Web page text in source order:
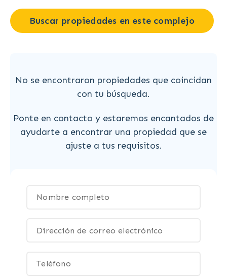
Buscar propiedades en este complejo
No se encontraron propiedades que coincidan
con tu búsqueda.
Ponte en contacto y estaremos encantados de
ayudarte a encontrar una propiedad que se
ajuste a tus requisitos.